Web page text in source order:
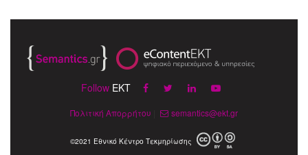
Follow EKT
Πολιτική Απορρήτου semantics@ekt.gr
©2021 Εθνικό Κέντρο Τεκμηρίωσης